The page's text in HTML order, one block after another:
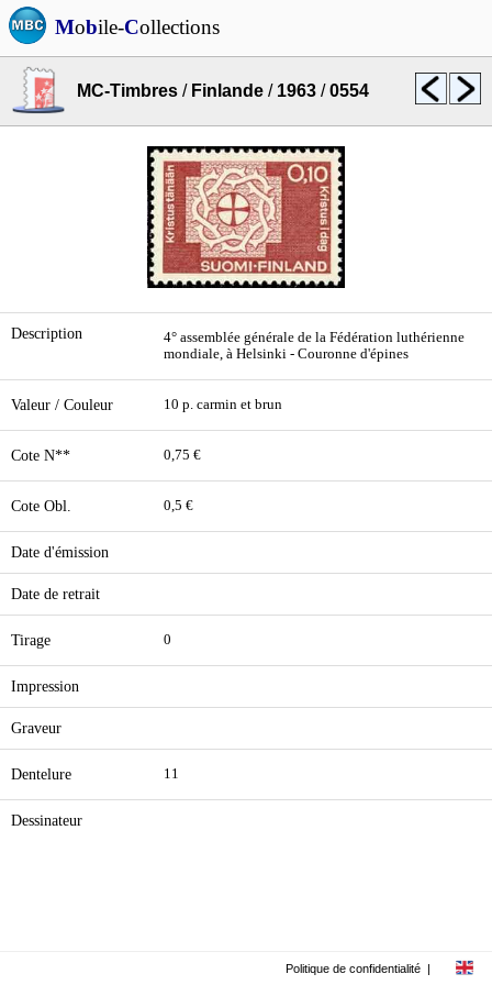
Mobile-Collections
MC-Timbres / Finlande / 1963 /0554
Description
4° assemblée générale de la Fédération luthérienne
mondiale, à Helsinki - Couronne d'épines
Valeur / Couleur 10 p. carmin et brun
Cote N** 0,75 €
Cote Obl. 0,5 €
Date d'émission
Date de retrait
Tirage 0
Impression
Graveur
Dentelure 11
Dessinateur
Politique de confidentialité |